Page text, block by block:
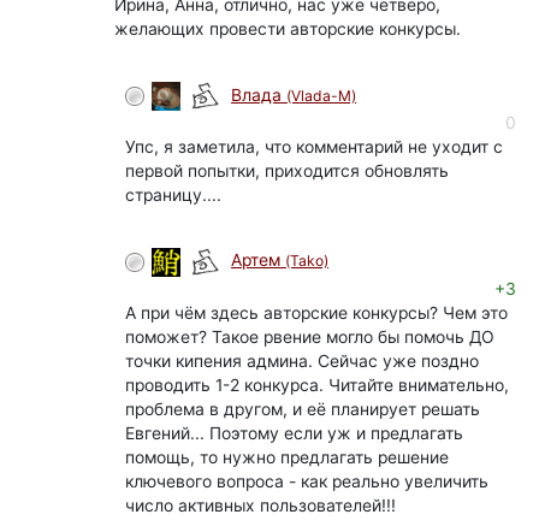
Ирина, Анна, отлично, нас уже четверо,
желающих провести авторские конкурсы.
Влада (Vlada-M)
0
Упс, я заметила, что комментарий не уходит с
первой попытки, приходится обновлять
страницу....
Артем (Tako)
+3
А при чëм здесь авторские конкурсы? Чем это
поможет? Такое рвение могло бы помочь ДО
точки кипения админа. Сейчас уже поздно
проводить 1-2 конкурса. Читайте внимательно,
проблема в другом, и её планирует решать
Евгений... Поэтому если уж и предлагать
помощь, то нужно предлагать решение
ключевого вопроса - как реально увеличить
число активных пользователей!!!